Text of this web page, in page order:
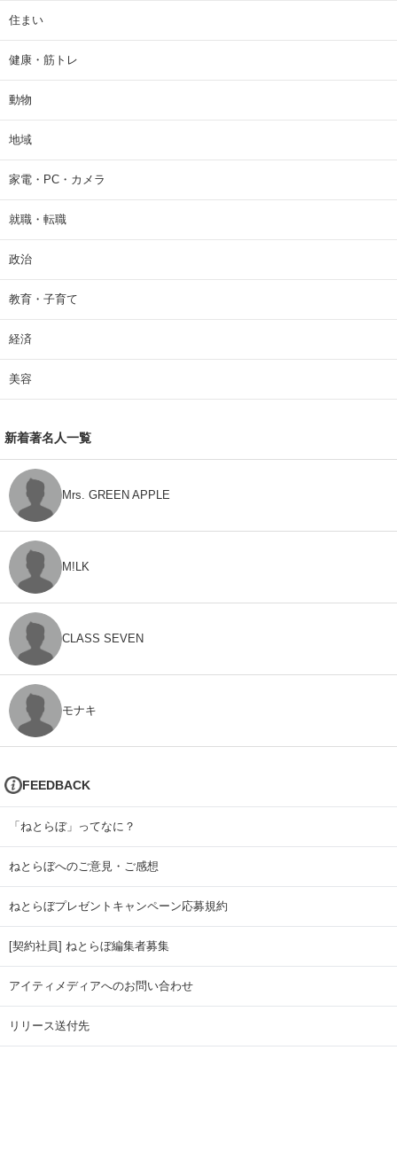
住まい
健康・筋トレ
動物
地域
家電・PC・カメラ
就職・転職
政治
教育・子育て
経済
美容
新着著名人一覧
Mrs. GREEN APPLE
M!LK
CLASS SEVEN
モナキ
FEEDBACK
「ねとらぼ」ってなに？
ねとらぼへのご意見・ご感想
ねとらぼプレゼントキャンペーン応募規約
[契約社員] ねとらぼ編集者募集
アイティメディアへのお問い合わせ
リリース送付先